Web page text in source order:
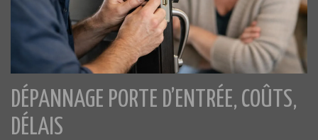
DÉPANNAGE PORTE D’ENTRÉE, COÛTS,
DÉLAIS